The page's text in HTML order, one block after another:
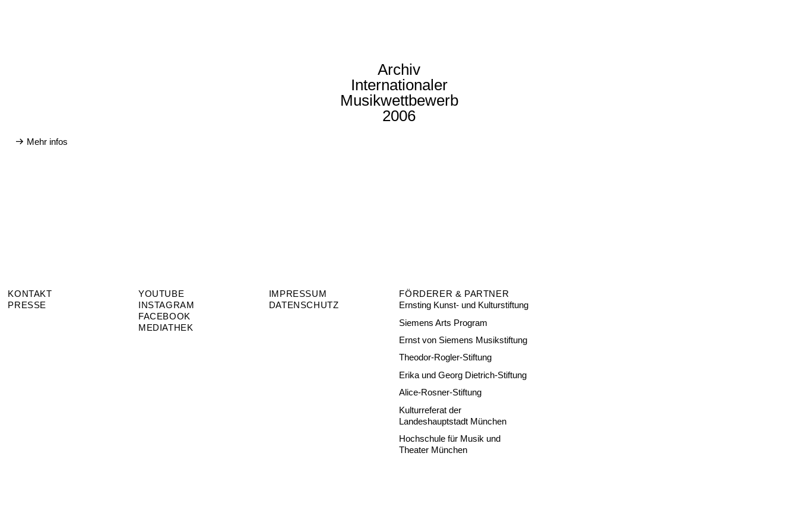
Archiv
Internationaler
Musikwettbewerb
2006
Mehr infos
KONTAKT
PRESSE
YOUTUBE
INSTAGRAM
FACEBOOK
MEDIATHEK
IMPRESSUM
DATENSCHUTZ
FÖRDERER & PARTNER
Ernsting Kunst- und Kulturstiftung
Siemens Arts Program
Ernst von Siemens Musikstiftung
Theodor-Rogler-Stiftung
Erika und Georg Dietrich-Stiftung
Alice-Rosner-Stiftung
Kulturreferat der
Landeshauptstadt München
Hochschule für Musik und
Theater München